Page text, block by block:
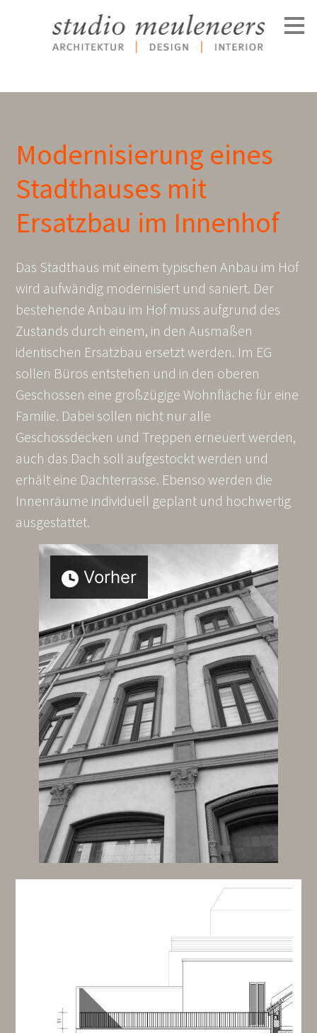
Hauptinhalten
Modernisierung eines
Stadthauses mit
Ersatzbau im Innenhof
Das Stadthaus mit einem typischen Anbau im Hof
wird aufwändig modernisiert und saniert. Der
bestehende Anbau im Hof muss aufgrund des
Zustands durch einem, in den Ausmaßen
identischen Ersatzbau ersetzt werden. Im EG
sollen Büros entstehen und in den oberen
Geschossen eine großzügige Wohnfläche für eine
Familie. Dabei sollen nicht nur alle
Geschossdecken und Treppen erneuert werden,
auch das Dach soll aufgestockt werden und
erhält eine Dachterrasse. Ebenso werden die
Innenräume individuell geplant und hochwertig
ausgestattet.
Vorher